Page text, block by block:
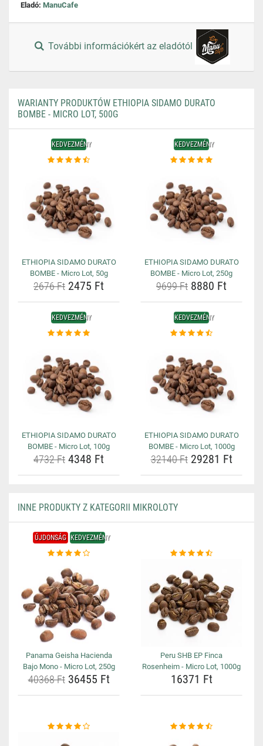
Eladó: ManuCafe
További információkért az eladótól
WARIANTY PRODUKTÓW ETHIOPIA SIDAMO DURATO
BOMBE - MICRO LOT, 500G
KEDVEZMÉNY
ETHIOPIA SIDAMO DURATO
BOMBE - Micro Lot, 50g
2676 Ft 2475 Ft
KEDVEZMÉNY
ETHIOPIA SIDAMO DURATO
BOMBE - Micro Lot, 250g
9699 Ft 8880 Ft
KEDVEZMÉNY
ETHIOPIA SIDAMO DURATO
BOMBE - Micro Lot, 100g
4732 Ft 4348 Ft
KEDVEZMÉNY
ETHIOPIA SIDAMO DURATO
BOMBE - Micro Lot, 1000g
32140 Ft29281 Ft
INNE PRODUKTY Z KATEGORII MIKROLOTY
ÚJDONSÁG KEDVEZMÉNY
Panama Geisha Hacienda
Bajo Mono - Micro Lot, 250g
40368 Ft36455 Ft
Peru SHB EP Finca
Rosenheim - Micro Lot, 1000g
16371 Ft